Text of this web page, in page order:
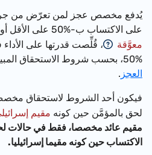
يُدفع مخصص عجز لمن تعرّض من جراء
على الاكتساب ب-%50 على الأقل أو لمرأة ربة بيت
معوَّقة
، قُلِّصت قدرتها على الأداء
العجز.
فيكون أحد الشروط لاستحقاق
لحق بالمؤمَّن حين كونهمقيم إسرائيلي
مقيم عائد مخصصا، فقط في حالات
الاكتساب حين كونه مقيما إسرائيليا.